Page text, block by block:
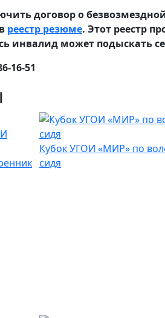
договор о
реестр резюме. Этот реестр
инвалид может подыскать
16-51
Кубок УГОИ «МИР» по
сидя